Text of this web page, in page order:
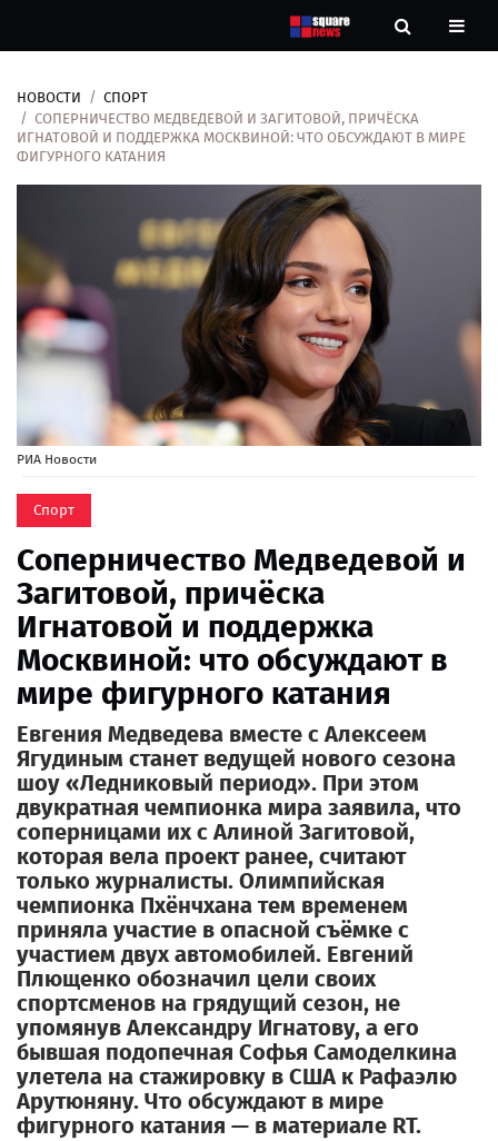
Новости
О
нас
НОВОСТИ
СПОРТ
СОПЕРНИЧЕСТВО МЕДВЕДЕВОЙ И ЗАГИТОВОЙ, ПРИЧЁСКА
ИГНАТОВОЙ И ПОДДЕРЖКА МОСКВИНОЙ: ЧТО ОБСУЖДАЮТ В МИРЕ
ФИГУРНОГО КАТАНИЯ
РИА Новости
Спорт
Соперничество Медведевой и
Загитовой, причёска
Игнатовой и поддержка
Москвиной: что обсуждают в
мире фигурного катания
Евгения Медведева вместе с Алексеем
Ягудиным станет ведущей нового сезона
шоу «Ледниковый период». При этом
двукратная чемпионка мира заявила, что
соперницами их с Алиной Загитовой,
которая вела проект ранее, считают
только журналисты. Олимпийская
чемпионка Пхёнчхана тем временем
приняла участие в опасной съёмке с
участием двух автомобилей. Евгений
Плющенко обозначил цели своих
спортсменов на грядущий сезон, не
упомянув Александру Игнатову, а его
бывшая подопечная Софья Самоделкина
улетела на стажировку в США к Рафаэлю
Арутюняну. Что обсуждают в мире
фигурного катания — в материале RT.